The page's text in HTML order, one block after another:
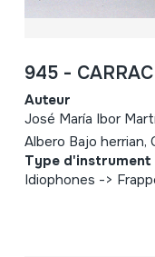
945 -
Auteur
José María Ibor
Albero Bajo herrian,
Type d'instrument
Idiophones ->